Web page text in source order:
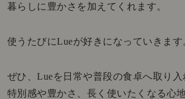
暮らしに豊かさを加えてくれます。
使うたびにLueが好きになっていきます
ぜひ、Lueを日常や普段の食卓へ取り入
特別感や豊かさ、長く使いたくなる心